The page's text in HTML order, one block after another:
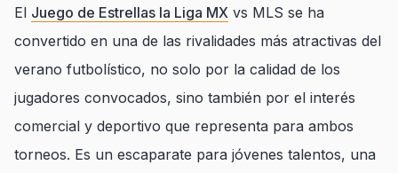
El Juego de Estrellas la Liga MX vs MLS se ha
convertido en una de las rivalidades más atractivas del
verano futbolístico, no solo por la calidad de los
jugadores convocados, sino también por el interés
comercial y deportivo que representa para ambos
torneos. Es un escaparate para jóvenes talentos, una